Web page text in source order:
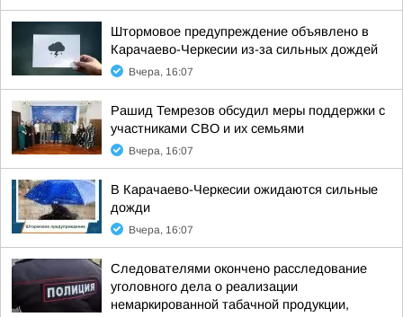
Штормовое предупреждение объявлено в
Карачаево-Черкесии из-за сильных дождей
Вчера, 16:07
Рашид Темрезов обсудил меры поддержки с
участниками СВО и их семьями
Вчера, 16:07
В Карачаево-Черкесии ожидаются сильные
дожди
Вчера, 16:07
Следователями окончено расследование
уголовного дела о реализации
немаркированной табачной продукции,